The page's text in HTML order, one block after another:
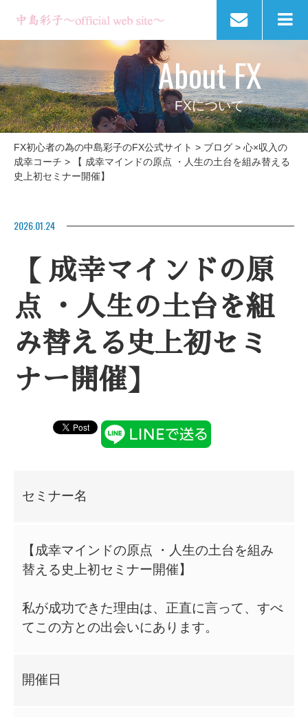
About FX
FXについて
FX初心者の為の中島彩子のFX公式サイト > ブログ> 心×収入の
成幸コーチ >
【 成幸マインドの原点 ・人生の土台を組み替える
史上初セミナー開催】
2026.01.24
【 成幸マインドの原
点 ・人生の土台を組
み替える史上初セミ
ナー開催】
セミナー名
【成幸マインドの原点 ・人生の土台を組み
替える史上初セミナー開催】
私が成功できた理由は、正直に言って、すべ
てこの方との出会いにあります。
開催日